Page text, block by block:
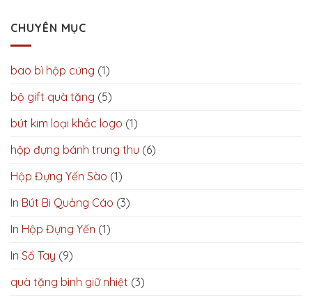
CHUYÊN MỤC
bao bì hộp cứng (1)
bộ gift quà tặng (5)
bút kim loại khắc logo (1)
hộp đựng bánh trung thu (6)
Hộp Đựng Yến Sào (1)
In Bút Bi Quảng Cáo (3)
In Hộp Đựng Yến (1)
In Sổ Tay (9)
quà tặng bình giữ nhiệt (3)